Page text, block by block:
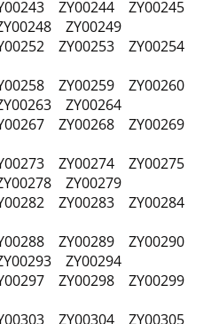
ZY00244 ZY00245
ZY00249
ZY00253 ZY00254
ZY00259 ZY00260
ZY00264
ZY00268 ZY00269
ZY00274 ZY00275
ZY00279
ZY00283 ZY00284
ZY00289 ZY00290
ZY00294
ZY00298 ZY00299
ZY00304 ZY00305